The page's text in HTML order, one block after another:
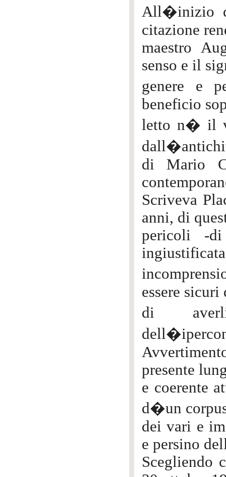
All�inizio
citazione
maestro
senso e il
genere e
beneficio
letto n� il
di Mario
Scriveva
anni, di
pericoli -di
essere
di
presente
e coerente
d�un
dei vari e
e persino
Scegliendo